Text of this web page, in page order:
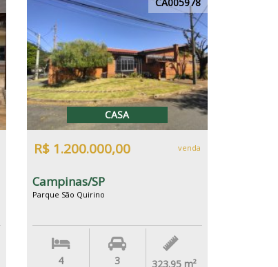
CASA
R$ 1.200.000,00 venda
Campinas/SP
Parque São Quirino
4 3 323.95 m²